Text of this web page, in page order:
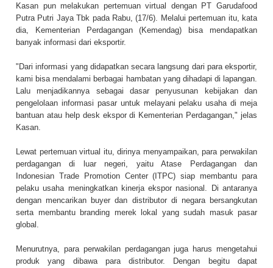
Kasan pun melakukan pertemuan virtual dengan PT Garudafood
Putra Putri Jaya Tbk pada Rabu, (17/6). Melalui pertemuan itu, kata
dia, Kementerian Perdagangan (Kemendag) bisa mendapatkan
banyak informasi dari eksportir.
"Dari informasi yang didapatkan secara langsung dari para eksportir,
kami bisa mendalami berbagai hambatan yang dihadapi di lapangan.
Lalu menjadikannya sebagai dasar penyusunan kebijakan dan
pengelolaan informasi pasar untuk melayani pelaku usaha di meja
bantuan atau help desk ekspor di Kementerian Perdagangan," jelas
Kasan.
Lewat pertemuan virtual itu, dirinya menyampaikan, para perwakilan
perdagangan di luar negeri, yaitu Atase Perdagangan dan
Indonesian Trade Promotion Center (ITPC) siap membantu para
pelaku usaha meningkatkan kinerja ekspor nasional. Di antaranya
dengan mencarikan buyer dan distributor di negara bersangkutan
serta membantu branding merek lokal yang sudah masuk pasar
global.
Menurutnya, para perwakilan perdagangan juga harus mengetahui
produk yang dibawa para distributor. Dengan begitu dapat